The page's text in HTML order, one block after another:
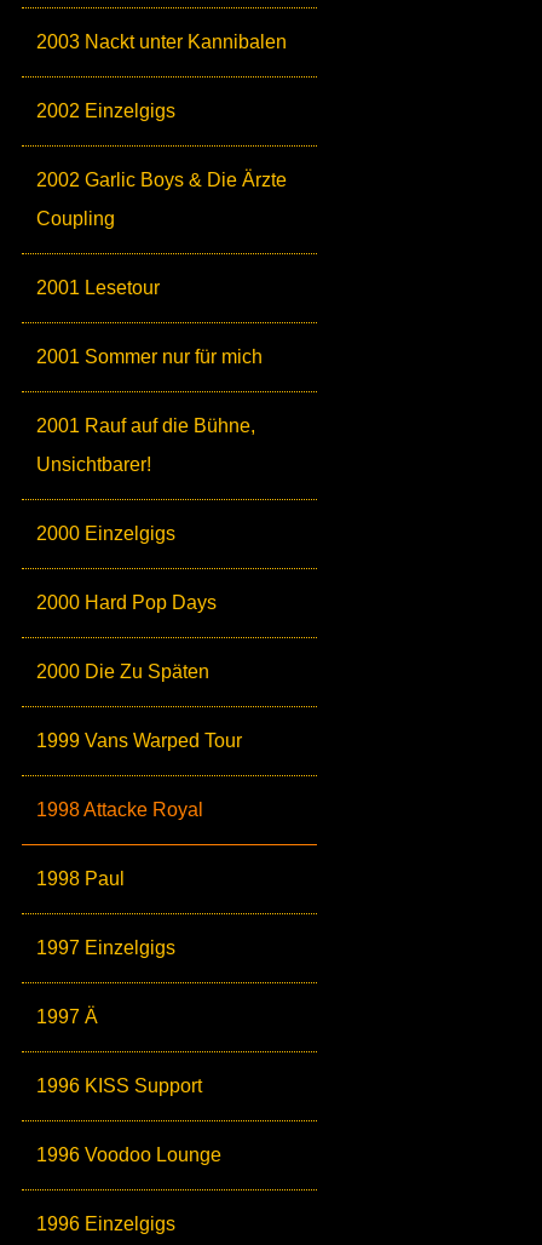
2003 Nackt unter Kannibalen
2002 Einzelgigs
2002 Garlic Boys & Die Ärzte
Coupling
2001 Lesetour
2001 Sommer nur für mich
2001 Rauf auf die Bühne,
Unsichtbarer!
2000 Einzelgigs
2000 Hard Pop Days
2000 Die Zu Späten
1999 Vans Warped Tour
1998 Attacke Royal
1998 Paul
1997 Einzelgigs
1997 Ä
1996 KISS Support
1996 Voodoo Lounge
1996 Einzelgigs